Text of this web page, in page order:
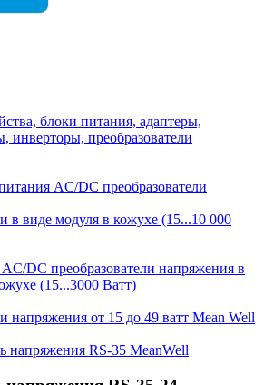
блоки питания, адаптеры,
инверторы, преобразователи
AC/DC преобразователи
в виде модуля в кожухе (15...10 000
DC преобразователи напряжения в
(15...3000 Ватт)
напряжения от 15 до 49 ватт Mean Well
напряжения RS-35 MeanWell